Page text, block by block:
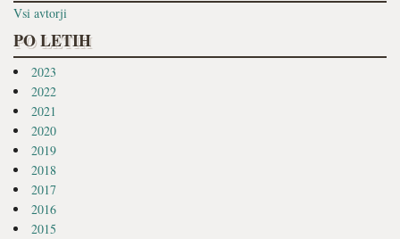
Vsi avtorji
PO LETIH
2023
2022
2021
2020
2019
2018
2017
2016
2015